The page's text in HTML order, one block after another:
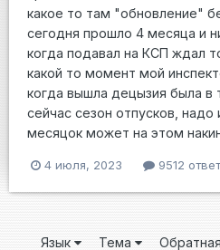
какое то там "обновление"
сегодня прошло 4 месяца и
когда подавал на КСП ждал
какой то момент мой
когда вышла децызия была в
сейчас сезон отпусков,
месяцок может на этом
4 июля, 2023 9512
Язык Тема